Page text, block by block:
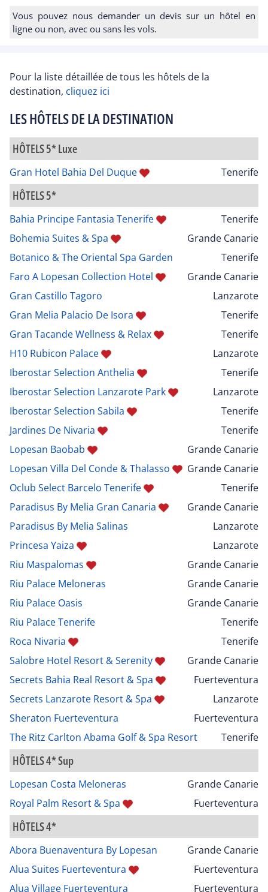
Vous pouvez nous demander un devis sur un hôtel en
ligne ou non, avec ou sans les vols.
Pour la liste détaillée de tous les hôtels de la
destination, cliquez ici
LES HÔTELS DE LA DESTINATION
HÔTELS 5* Luxe
Gran Hotel Bahia Del Duque Tenerife
HÔTELS 5*
Bahia Principe Fantasia Tenerife
Tenerife
Bohemia Suites & Spa
Grande Canarie
Botanico & The Oriental Spa Garden
Tenerife
Faro A Lopesan Collection Hotel
Grande Canarie
Gran Castillo Tagoro
Lanzarote
Gran Melia Palacio De Isora
Tenerife
Gran Tacande Wellness & Relax
Tenerife
H10 Rubicon Palace
Lanzarote
Iberostar Selection Anthelia
Tenerife
Iberostar Selection Lanzarote Park
Lanzarote
Iberostar Selection Sabila
Tenerife
Jardines De Nivaria
Tenerife
Lopesan Baobab
Grande Canarie
Lopesan Villa Del Conde & Thalasso
Grande Canarie
Oclub Select Barcelo Tenerife
Tenerife
Paradisus By Melia Gran Canaria
Grande Canarie
Paradisus By Melia Salinas
Lanzarote
Princesa Yaiza
Lanzarote
Riu Maspalomas
Grande Canarie
Riu Palace Meloneras
Grande Canarie
Riu Palace Oasis
Grande Canarie
Riu Palace Tenerife
Tenerife
Roca Nivaria
Tenerife
Salobre Hotel Resort & Serenity
Grande Canarie
Secrets Bahia Real Resort & Spa
Fuerteventura
Secrets Lanzarote Resort & Spa
Lanzarote
Sheraton Fuerteventura
Fuerteventura
The Ritz Carlton Abama Golf & Spa Resort
Tenerife
HÔTELS 4* Sup
Lopesan Costa Meloneras
Grande Canarie
Royal Palm Resort & Spa
Fuerteventura
HÔTELS 4*
Abora Buenaventura By Lopesan
Grande Canarie
Alua Suites Fuerteventura
Fuerteventura
Alua Village Fuerteventura
Fuerteventura